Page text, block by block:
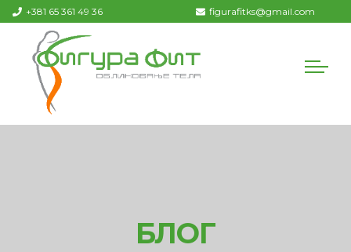
+381 65 361 49 36 figurafitks@gmail.com
БЛОГ